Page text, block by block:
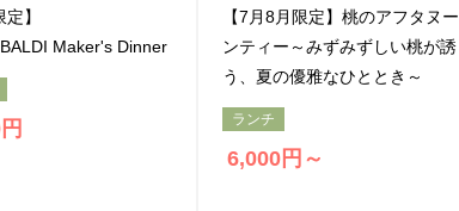
定】
Maker's Dinner
【7月8月限定】桃のアフタヌー
ンティー～みずみずしい桃が誘
う、夏の優雅なひととき～
ランチ
6,000円～
ス
ッ
ク
検索 新幹線・JR＋宿泊検索